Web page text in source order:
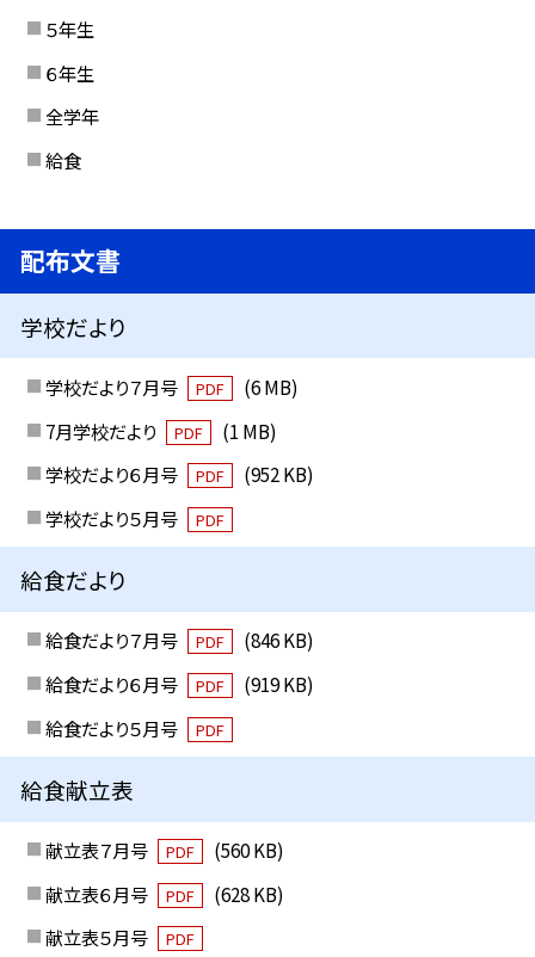
５年生
６年生
全学年
給食
配布文書
学校だより
学校だより７月号 PDF
(6 MB)
7月学校だより
PDF
(1 MB)
学校だより６月号
PDF
(952 KB)
学校だより５月号
PDF
給食だより
給食だより７月号 PDF
(846 KB)
給食だより６月号
PDF
(919 KB)
給食だより５月号
PDF
給食献立表
献立表７月号 PDF
(560 KB)
献立表６月号
PDF
(628 KB)
献立表５月号
PDF